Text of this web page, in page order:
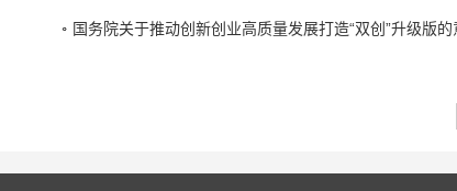
国务院关于推动创新创业高质量发展打造“双创”升级版的